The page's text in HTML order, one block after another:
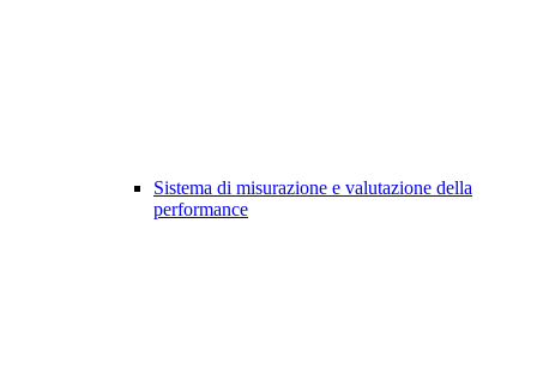
Sistema di misurazione e valutazione della
performance